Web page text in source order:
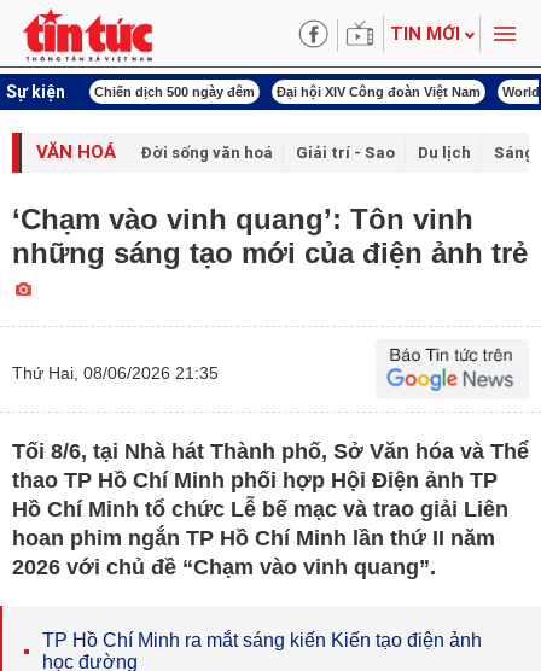
TIN MỚI
Sự kiện
ngày đêm Đại hội XIV Công đoàn Việt Nam World Cup 2026 Kỳ họp thứ
VĂN HOÁ Đời sống văn hoá Giải trí - Sao Du lịch Sáng
‘Chạm vào vinh quang’: Tôn vinh
những sáng tạo mới của điện ảnh trẻ
Thứ Hai, 08/06/2026 21:35
Tối 8/6, tại Nhà hát Thành phố, Sở Văn hóa và Thể
thao TP Hồ Chí Minh phối hợp Hội Điện ảnh TP
Hồ Chí Minh tổ chức Lễ bế mạc và trao giải Liên
hoan phim ngắn TP Hồ Chí Minh lần thứ II năm
2026 với chủ đề “Chạm vào vinh quang”.
TP Hồ Chí Minh ra mắt sáng kiến Kiến tạo điện ảnh
học đường